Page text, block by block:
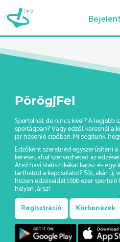
Betajegtanc-edzo-
PörögjFel
Sportolnál, de nincs kivel? A legjobb
sportágban? Vagy edzőt keresnél a
jár hasonló cipőben. Mi segítünk,
Edzőként szeretnéd egyszerűsíteni
keresel, ahol szervezheted az
Ahol havi statisztikákat kapsz és
tarthatod a kapcsolatot? Sőt, akár új
hiszen edzéseidet több ezer
helyen jársz!
Regisztráció
Körbenézek